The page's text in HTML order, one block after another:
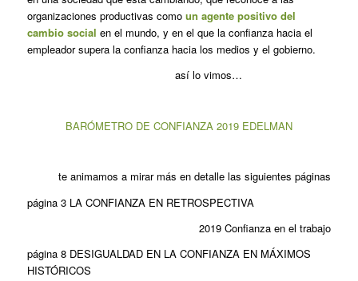
organizaciones productivas como un agente positivo del
cambio social en el mundo, y en el que la confianza hacia el
empleador supera la confianza hacia los medios y el gobierno.
así lo vimos…
BARÓMETRO DE CONFIANZA 2019 EDELMAN
te animamos a mirar más en detalle las siguientes páginas
página 3 LA CONFIANZA EN RETROSPECTIVA
2019 Confianza en el trabajo
página 8 DESIGUALDAD EN LA CONFIANZA EN MÁXIMOS
HISTÓRICOS